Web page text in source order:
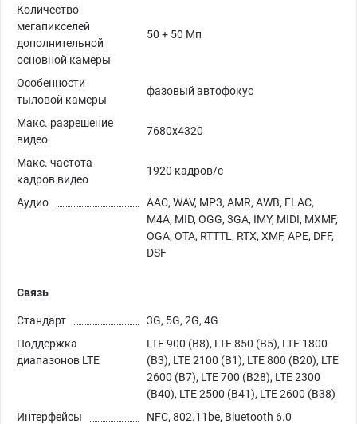
Количество
мегапикселей
дополнительной
основной камеры
50 + 50 Мп
Особенности
тыловой камеры
фазовый автофокус
Макс. разрешение
видео
7680x4320
Макс. частота
кадров видео
1920 кадров/с
Аудио
AAC, WAV, MP3, AMR, AWB, FLAC,
M4A, MID, OGG, 3GA, IMY, MIDI, MXMF,
OGA, OTA, RTTTL, RTX, XMF, APE, DFF,
DSF
Связь
Стандарт
3G, 5G, 2G, 4G
Поддержка
диапазонов LTE
LTE 900 (B8), LTE 850 (B5), LTE 1800
(B3), LTE 2100 (B1), LTE 800 (B20), LTE
2600 (B7), LTE 700 (B28), LTE 2300
(B40), LTE 2500 (B41), LTE 2600 (B38)
Интерфейсы
NFC, 802.11be, Bluetooth 6.0